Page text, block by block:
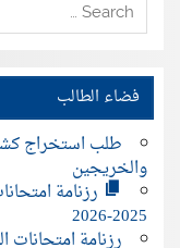
فضاء الطالب
طلب استخراج كشف
والخريجين
رزنامة
2025-2026